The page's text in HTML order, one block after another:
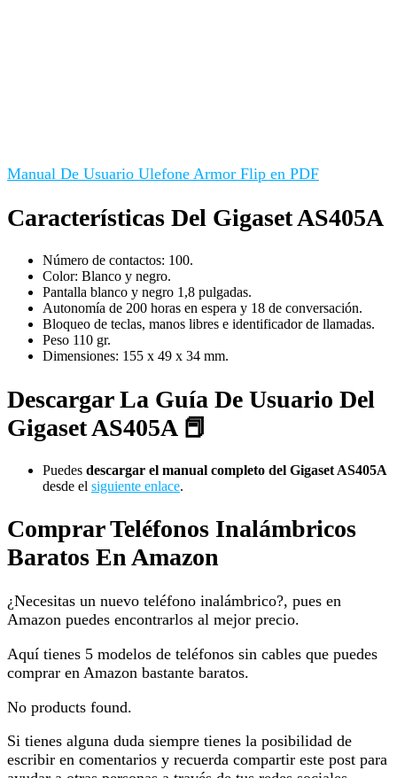
Manual De Usuario Ulefone Armor Flip en PDF
Características Del Gigaset AS405A
Número de contactos: 100.
Color: Blanco y negro.
Pantalla blanco y negro 1,8 pulgadas.
Autonomía de 200 horas en espera y 18 de conversación.
Bloqueo de teclas, manos libres e identificador de llamadas.
Peso 110 gr.
Dimensiones: 155 x 49 x 34 mm.
Descargar La Guía De Usuario Del
Gigaset AS405A 📕
Puedes descargar el manual completo del Gigaset AS405A
desde el siguiente enlace.
Comprar Teléfonos Inalámbricos
Baratos En Amazon
¿Necesitas un nuevo teléfono inalámbrico?, pues en
Amazon puedes encontrarlos al mejor precio.
Aquí tienes 5 modelos de teléfonos sin cables que puedes
comprar en Amazon bastante baratos.
No products found.
Si tienes alguna duda siempre tienes la posibilidad de
escribir en comentarios y recuerda compartir este post para